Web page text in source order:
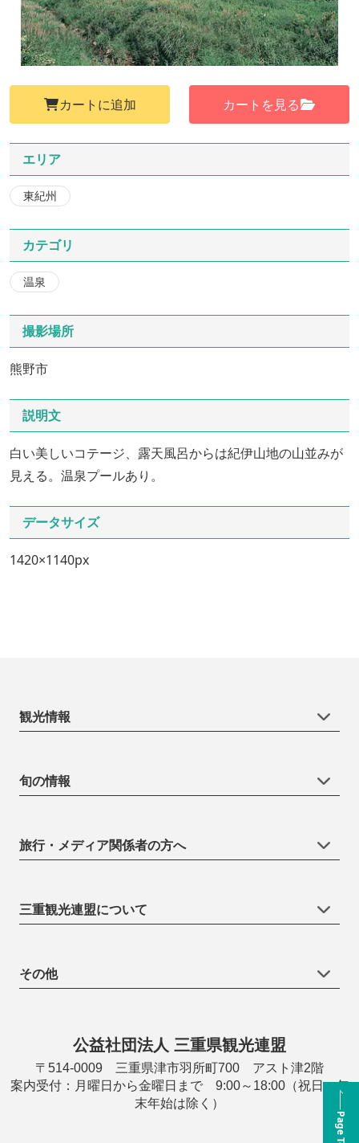
カートに追加 カートを見る
エリア
東紀州
カテゴリ
温泉
撮影場所
熊野市
説明文
白い美しいコテージ、露天風呂からは紀伊山地の山並みが
見える。温泉プールあり。
データサイズ
1420×1140px
Page Top
観光情報
旬の情報
旅行・メディア関係者の方へ
三重観光連盟について
その他
公益社団法人 三重県観光連盟
〒514-0009 三重県津市羽所町700 アスト津2階
案内受付：月曜日から金曜日まで 9:00～18:00（祝日・年
末年始は除く）